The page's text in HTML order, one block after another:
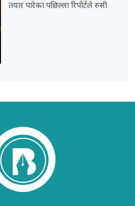
तयार पारेका पछिल्ला रिपोर्टले रुसी